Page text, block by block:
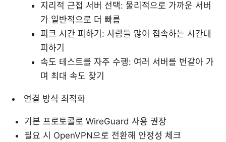
지리적 근접 서버 선택: 물리적으로 가까운 서버
가 일반적으로 더 빠름
피크 시간 피하기: 사람들 많이 접속하는 시간대
피하기
속도 테스트를 자주 수행: 여러 서버를 번갈아 가
며 최대 속도 찾기
연결 방식 최적화
기본 프로토콜로 WireGuard 사용 권장
필요 시 OpenVPN으로 전환해 안정성 체크